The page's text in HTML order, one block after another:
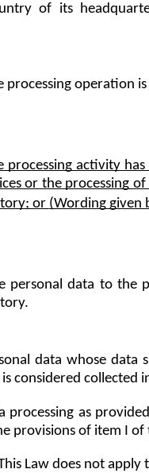
of its
processing operation
processing activity
or the processing
or (Wording given
personal data to the
data whose
considered collected
processing as
provisions of item I of
Law does not apply